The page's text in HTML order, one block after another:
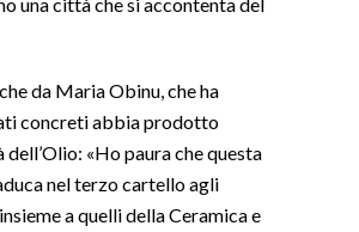
da Maria Obinu, che ha
concreti abbia prodotto
dell’Olio: «Ho paura che questa
nel terzo cartello agli
a quelli della Ceramica e